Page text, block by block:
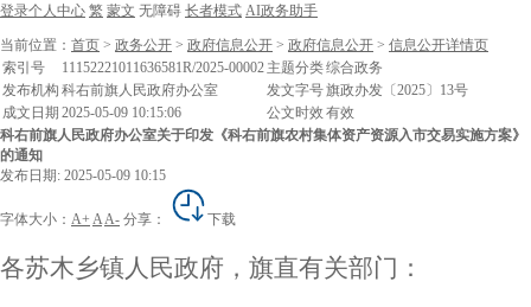
登录个人中心 繁 蒙文 无障碍 长者模式 AI政务助手
当前位置： 首页 > 政务公开 > 政府信息公开 > 政府信息公开 > 信息公开详情页
索引号
11152221011636581R/2025-00002 主题分类综合政务
发布机构 科右前旗人民政府办公室 发文字号旗政办发〔2025〕13号
成文日期 2025-05-09 10:15:06 公文时效 有效
科右前旗人民政府办公室关于印发《科右前旗农村集体资产资源入市交易实施方案》
的通知
发布日期: 2025-05-09 10:15
字体大小： A+ AA- 分享： 下载
各苏木乡镇人民政府，旗直有关部门：